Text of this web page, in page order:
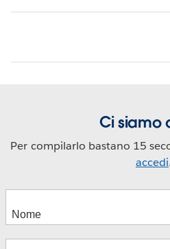
Ci siamo
Per compilarlo bastano 15
accedi.